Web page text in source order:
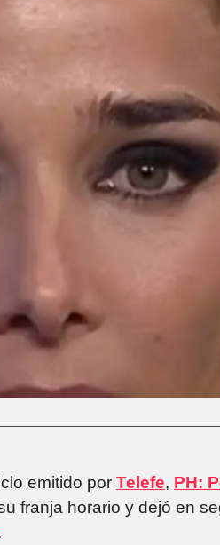
emitido por Telefe, PH:
franja horario y dejó en